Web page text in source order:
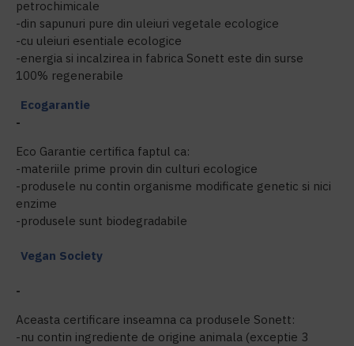
petrochimicale
-din sapunuri pure din uleiuri vegetale ecologice
-cu uleiuri esentiale ecologice
-energia si incalzirea in fabrica Sonett este din surse
100% regenerabile
-
Ecogarantie
Eco Garantie certifica faptul ca:
-materiile prime provin din culturi ecologice
-produsele nu contin organisme modificate genetic si nici
enzime
-produsele sunt biodegradabile
-
Vegan Society
Aceasta certificare inseamna ca produsele Sonett:
-nu contin ingrediente de origine animala (exceptie 3